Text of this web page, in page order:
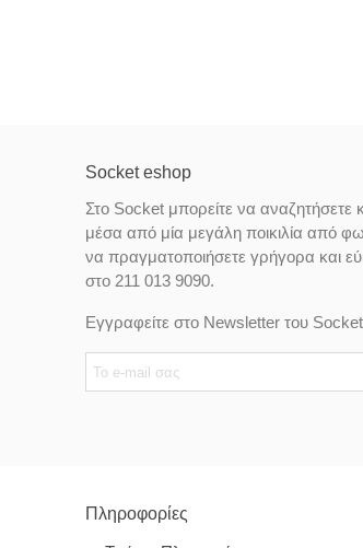
Socket eshop
Στο Socket μπορείτε να αναζητήσετε
μέσα από μία μεγάλη ποικιλία από
να πραγματοποιήσετε γρήγορα και
στο 211 013 9090.
Εγγραφείτε στο Newsletter του
Πληροφορίες